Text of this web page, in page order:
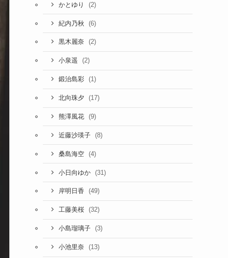
かとゆり (2)
紀内乃秋 (6)
黒木麗奈 (2)
小泉遥 (2)
鍛治島彩 (1)
北向珠夕 (17)
熊澤風花 (9)
近藤沙瑛子 (8)
桑島海空 (4)
小日向ゆか (31)
岸明日香 (49)
工藤美桜 (32)
小島瑠璃子 (3)
小池里奈 (13)